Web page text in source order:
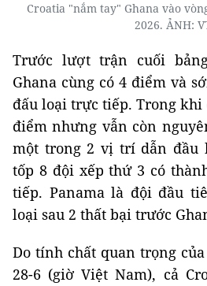
Croatia "nắm tay" Ghana vào
2026. ẢNH:
Trước lượt trận cuối
Ghana cùng có 4 điểm và
đấu loại trực tiếp. Trong khi
điểm nhưng vẫn còn
một trong 2 vị trí dẫn đầu
tốp 8 đội xếp thứ 3 có
tiếp. Panama là đội đầu
loại sau 2 thất bại trước
Do tính chất quan trọng
28-6 (giờ Việt Nam), cả